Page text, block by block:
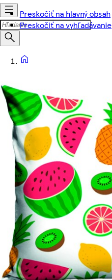
Preskočiť na hlavný obsah
Preskočiť na vyhľadávanie